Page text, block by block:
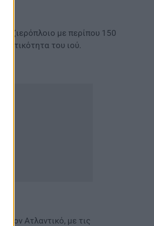
με περίπου 150
του ιού.
Ατλαντικό, με τις